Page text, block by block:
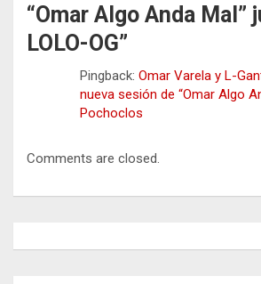
“Omar Algo Anda Mal”
LOLO-OG”
Pingback: Omar Varela y L-
nueva sesión de “Omar Algo
Pochoclos
Comments are closed.